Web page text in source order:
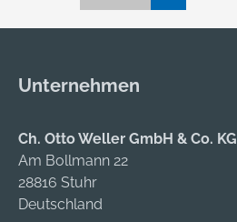
Unternehmen
Ch. Otto Weller GmbH & Co. KG
Am Bollmann 22
28816 Stuhr
Deutschland